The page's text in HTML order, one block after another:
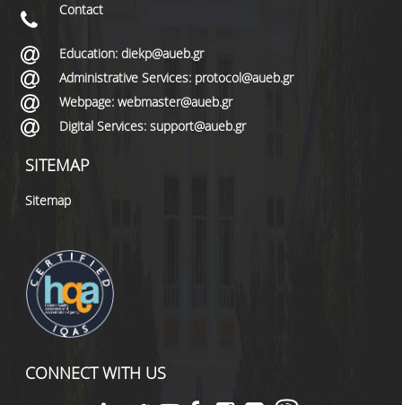
Contact
Education: diekp@aueb.gr
Administrative Services: protocol@aueb.gr
Webpage: webmaster@aueb.gr
Digital Services: support@aueb.gr
SITEMAP
Sitemap
CONNECT WITH US